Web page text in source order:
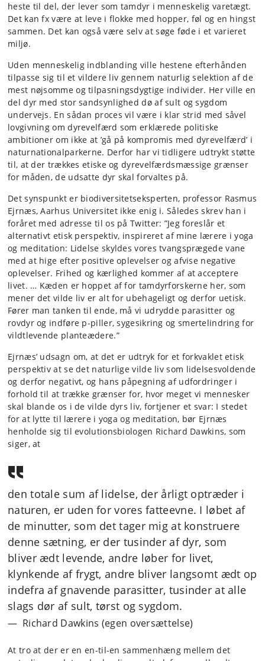
heste til del, der lever som tamdyr i menneskelig varetægt.
Det kan fx være at leve i flokke med hopper, føl og en hingst
sammen. Det kan også være selv at søge føde i et varieret
miljø.
Uden menneskelig indblanding ville hestene efterhånden
tilpasse sig til et vildere liv gennem naturlig selektion af de
mest nøjsomme og tilpasningsdygtige individer. Her ville en
del dyr med stor sandsynlighed dø af sult og sygdom
undervejs. En sådan proces vil være i klar strid med såvel
lovgivning om dyrevelfærd som erklærede politiske
ambitioner om ikke at ’gå på kompromis med dyrevelfærd’ i
naturnationalparkerne. Derfor har vi tidligere udtrykt støtte
til, at der trækkes etiske og dyrevelfærdsmæssige grænser
for måden, de udsatte dyr skal forvaltes på.
Det synspunkt er biodiversitetseksperten, professor Rasmus
Ejrnæs, Aarhus Universitet ikke enig i. Således skrev han i
foråret med adresse til os på Twitter: ”Jeg foreslår et
alternativt etisk perspektiv, inspireret af mine lærere i yoga
og meditation: Lidelse skyldes vores tvangsprægede vane
med at hige efter positive oplevelser og afvise negative
oplevelser. Frihed og kærlighed kommer af at acceptere
livet. … Kæden er hoppet af for tamdyrforskerne her, som
mener det vilde liv er alt for ubehageligt og derfor uetisk.
Fører man tanken til ende, må vi udrydde parasitter og
rovdyr og indføre p-piller, sygesikring og smertelindring for
vildtlevende planteædere.”
Ejrnæs’ udsagn om, at det er udtryk for et forkvaklet etisk
perspektiv at se det naturlige vilde liv som lidelsesvoldende
og derfor negativt, og hans påpegning af udfordringer i
forhold til at trække grænser for, hvor meget vi mennesker
skal blande os i de vilde dyrs liv, fortjener et svar: I stedet
for at lytte til lærere i yoga og meditation, bør Ejrnæs
henholde sig til evolutionsbiologen Richard Dawkins, som
siger, at
den totale sum af lidelse, der årligt optræder i
naturen, er uden for vores fatteevne. I løbet af
de minutter, som det tager mig at konstruere
denne sætning, er der tusinder af dyr, som
bliver ædt levende, andre løber for livet,
klynkende af frygt, andre bliver langsomt ædt op
indefra af gnavende parasitter, tusinder at alle
slags dør af sult, tørst og sygdom.
Richard Dawkins (egen oversættelse)
At tro at der er en en-til-en sammenhæng mellem det